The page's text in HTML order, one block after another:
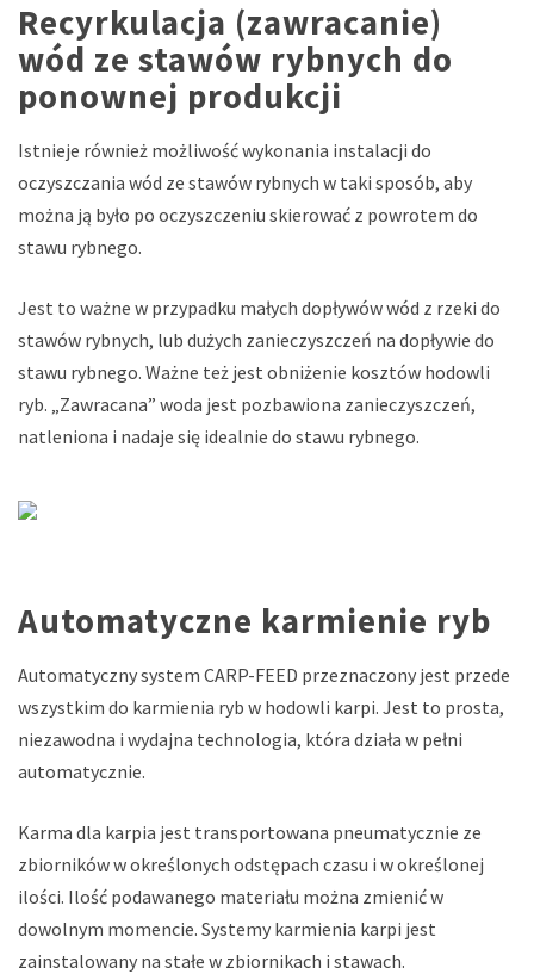
Recyrkulacja (zawracanie)
wód ze stawów rybnych do
ponownej produkcji
Istnieje również możliwość wykonania instalacji do
oczyszczania wód ze stawów rybnych w taki sposób, aby
można ją było po oczyszczeniu skierować z powrotem do
stawu rybnego.
Jest to ważne w przypadku małych dopływów wód z rzeki do
stawów rybnych, lub dużych zanieczyszczeń na dopływie do
stawu rybnego. Ważne też jest obniżenie kosztów hodowli
ryb. „Zawracana” woda jest pozbawiona zanieczyszczeń,
natleniona i nadaje się idealnie do stawu rybnego.
Automatyczne karmienie ryb
Automatyczny system CARP-FEED przeznaczony jest przede
wszystkim do karmienia ryb w hodowli karpi. Jest to prosta,
niezawodna i wydajna technologia, która działa w pełni
automatycznie.
Karma dla karpia jest transportowana pneumatycznie ze
zbiorników w określonych odstępach czasu i w określonej
ilości. Ilość podawanego materiału można zmienić w
dowolnym momencie. Systemy karmienia karpi jest
zainstalowany na stałe w zbiornikach i stawach.